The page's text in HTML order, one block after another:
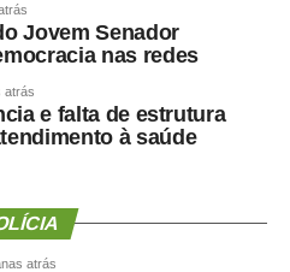
LinkedIn
Share
Jovem Senador
nas redes
atrás
e falta de estrutura
à saúde
atrás